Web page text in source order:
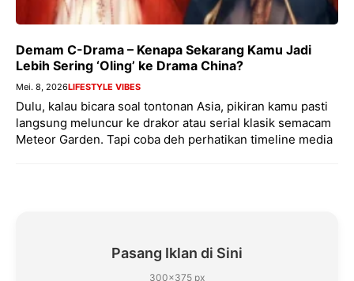
Demam C-Drama – Kenapa Sekarang Kamu Jadi
Lebih Sering ‘Oling’ ke Drama China?
Mei. 8, 2026LIFESTYLE VIBES
Dulu, kalau bicara soal tontonan Asia, pikiran kamu pasti
langsung meluncur ke drakor atau serial klasik semacam
Meteor Garden. Tapi coba deh perhatikan timeline media
Pasang Iklan di Sini
300×375 px